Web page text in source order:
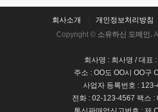
회사소개 개인정보처리방침
Copyright © 소유하신 도메인.
회사명 : 회사명 / 대표
주소 : OO도 OO시 OO구
사업자 등록번호 :
전화 : 02-123-4567 팩스 :